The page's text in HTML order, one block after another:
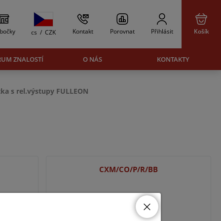
cs / CZK Kontakt Porovnat Přihlásit Košík
ZNALOSTÍ O NÁS KONTAKTY
s rel.výstupy FULLEON
CXM/CO/P/R/BB